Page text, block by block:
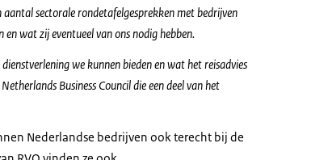
sectorale rondetafelgesprekken met bedrijven
wat zij eventueel van ons nodig hebben.
we kunnen bieden en wat het reisadvies
Business Council die een deel van het
Nederlandse bedrijven ook terecht bij de